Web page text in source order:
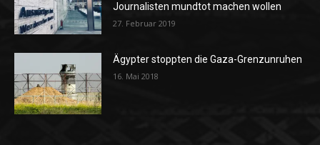
Journalisten mundtot machen wollen
27. Februar 2019
Ägypter stoppten die Gaza-Grenzunruhen
16. Mai 2018